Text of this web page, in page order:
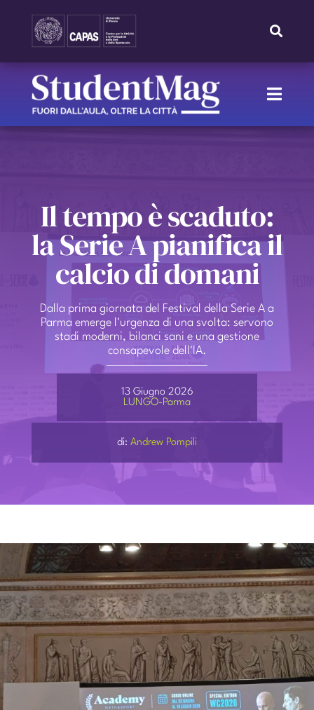
Toggle
Search
for:
Toggle
IL PROGETTO
RUBRICHE
PARTECIPA
Il tempo è scaduto:
la Serie A pianifica il
calcio di domani
Dalla prima giornata del Festival della Serie A a
Parma emerge l'urgenza di una svolta: servono
stadi moderni, bilanci sani e una gestione
consapevole dell'IA.
13 Giugno 2026
LUNGO-Parma
di: Andrew Pompili